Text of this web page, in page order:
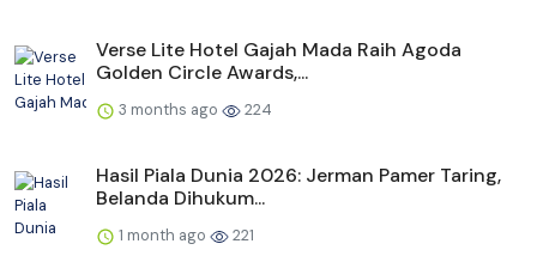
Verse Lite Hotel Gajah Mada Raih Agoda
Golden Circle Awards,...
3 months ago 224
Hasil Piala Dunia 2026: Jerman Pamer Taring,
Belanda Dihukum...
1 month ago 221